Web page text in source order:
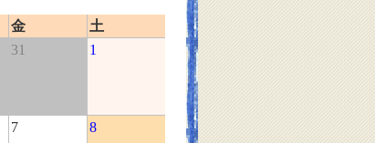
金
土
31 1
7 8